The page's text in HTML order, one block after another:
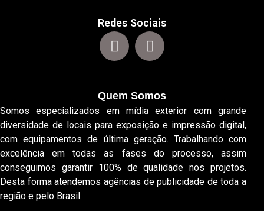
Redes Sociais
Quem Somos
Somos especializados em mídia exterior com grande
diversidade de locais para exposição e impressão digital,
com equipamentos de última geração. Trabalhando com
excelência em todas as fases do processo, assim
conseguimos garantir 100% de qualidade nos projetos.
Desta forma atendemos agências de publicidade de toda a
região e pelo Brasil.